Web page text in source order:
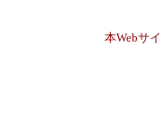
本Webサ